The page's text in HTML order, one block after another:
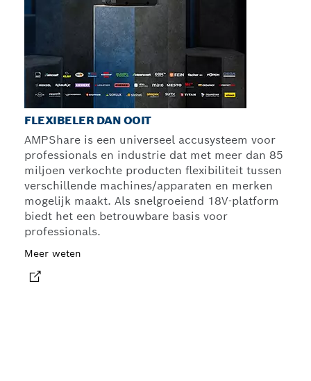
FLEXIBELER DAN OOIT
AMPShare is een universeel accusysteem voor
professionals en industrie dat met meer dan 85
miljoen verkochte producten flexibiliteit tussen
verschillende machines/apparaten en merken
mogelijk maakt. Als snelgroeiend 18V-platform
biedt het een betrouwbare basis voor
professionals.
Meer weten